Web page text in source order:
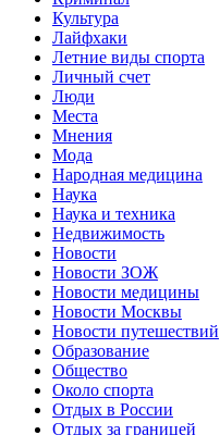
Культура
Лайфхаки
Летние виды спорта
Личный счет
Люди
Места
Мнения
Мода
Народная медицина
Наука
Наука и техника
Недвижимость
Новости
Новости ЗОЖ
Новости медицины
Новости Москвы
Новости путешествий
Образование
Общество
Около спорта
Отдых в России
Отдых за границей